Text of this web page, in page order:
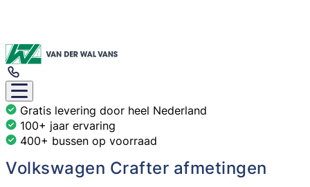
Gratis levering door heel Nederland
100+ jaar ervaring
400+ bussen op voorraad
Volkswagen Crafter afmetingen